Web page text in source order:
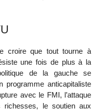
croire que tout tourne à
une fois de plus à la
de la gauche se
programme anticapitaliste
avec le FMI, l’attaque
le soutien aux